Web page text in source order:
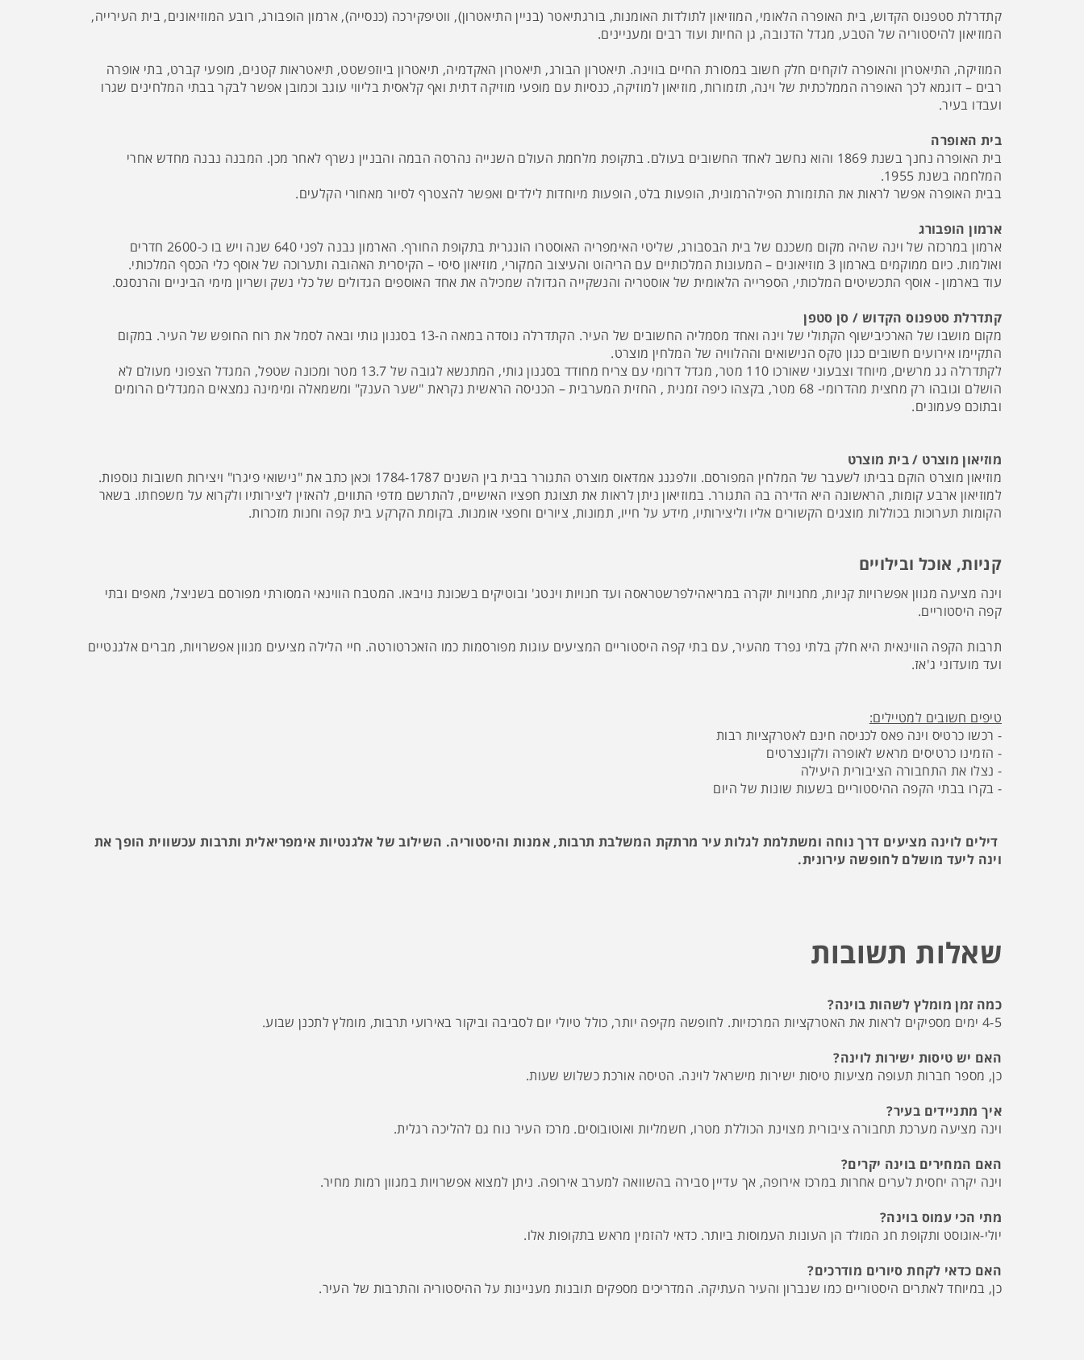
קתדרלת סטפנוס הקדוש, בית האופרה הלאומי, המוזיאון לתולדות האומנות, בורגתיאטר (בניין התיאטרון), ווטיפקירכה (כנסייה), ארמון הופבורג, רובע המוזיאונים, בית העירייה,
המוזיאון להיסטוריה של הטבע, מגדל הדנובה, גן החיות ועוד רבים ומעניינים.
המוזיקה, התיאטרון והאופרה לוקחים חלק חשוב במסורת החיים בווינה. תיאטרון הבורג, תיאטרון האקדמיה, תיאטרון ביוזפשטט, תיאטראות קטנים, מופעי קברט, בתי אופרה
רבים – דוגמא לכך האופרה הממלכתית של וינה, תזמורות, מוזיאון למוזיקה, כנסיות עם מופעי מוזיקה דתית ואף קלאסית בליווי עוגב וכמובן אפשר לבקר בבתי המלחינים שגרו
ועבדו בעיר.
בית האופרה
בית האופרה נחנך בשנת 1869 והוא נחשב לאחד החשובים בעולם. בתקופת מלחמת העולם השנייה נהרסה הבמה והבניין נשרף לאחר מכן. המבנה נבנה מחדש אחרי
המלחמה בשנת 1955.
בבית האופרה אפשר לראות את התזמורת הפילהרמונית, הופעות בלט, הופעות מיוחדות לילדים ואפשר להצטרף לסיור מאחורי הקלעים.
ארמון הופבורג
ארמון במרכזה של וינה שהיה מקום משכנם של בית הבסבורג, שליטי האימפריה האוסטרו הונגרית בתקופת החורף. הארמון נבנה לפני 640 שנה ויש בו כ-2600 חדרים
ואולמות. כיום ממוקמים בארמון 3 מוזיאונים – המעונות המלכותיים עם הריהוט והעיצוב המקורי, מוזיאון סיסי – הקיסרית האהובה ותערוכה של אוסף כלי הכסף המלכותי.
עוד בארמון - אוסף התכשיטים המלכותי, הספרייה הלאומית של אוסטריה והנשקייה הגדולה שמכילה את אחד האוספים הגדולים של כלי נשק ושריון מימי הביניים והרנסנס.
קתדרלת סטפנוס הקדוש / סן סטפן
מקום מושבו של הארכיבישוף הקתולי של וינה ואחד מסמליה החשובים של העיר. הקתדרלה נוסדה במאה ה-13 בסגנון גותי ובאה לסמל את רוח החופש של העיר. במקום
התקיימו אירועים חשובים כגון טקס הנישואים וההלוויה של המלחין מוצרט.
לקתדרלה גג מרשים, מיוחד וצבעוני שאורכו 110 מטר, מגדל דרומי עם צריח מחודד בסגנון גותי, המתנשא לגובה של 13.7 מטר ומכונה שטפל, המגדל הצפוני מעולם לא
הושלם וגובהו רק מחצית מהדרומי- 68 מטר, בקצהו כיפה זמנית , החזית המערבית – הכניסה הראשית נקראת "שער הענק" ומשמאלה ומימינה נמצאים המגדלים הרומים
ובתוכם פעמונים.
מוזיאון מוצרט / בית מוצרט
מוזיאון מוצרט הוקם בביתו לשעבר של המלחין המפורסם. וולפגנג אמדאוס מוצרט התגורר בבית בין השנים 1784-1787 וכאן כתב את "נישואי פיגרו" ויצירות חשובות נוספות.
למוזיאון ארבע קומות, הראשונה היא הדירה בה התגורר. במוזיאון ניתן לראות את תצוגת חפציו האישיים, להתרשם מדפי התווים, להאזין ליצירותיו ולקרוא על משפחתו. בשאר
הקומות תערוכות בכוללות מוצגים הקשורים אליו וליצירותיו, מידע על חייו, תמונות, ציורים וחפצי אומנות. בקומת הקרקע בית קפה וחנות מזכרות.
קניות, אוכל ובילויים
וינה מציעה מגוון אפשרויות קניות, מחנויות יוקרה במריאהילפרשטראסה ועד חנויות וינטג' ובוטיקים בשכונת נויבאו. המטבח הווינאי המסורתי מפורסם בשניצל, מאפים ובתי
קפה היסטוריים.
תרבות הקפה הווינאית היא חלק בלתי נפרד מהעיר, עם בתי קפה היסטוריים המציעים עוגות מפורסמות כמו הזאכרטורטה. חיי הלילה מציעים מגוון אפשרויות, מברים אלגנטיים
ועד מועדוני ג'אז.
טיפים חשובים למטיילים:
- רכשו כרטיס וינה פאס לכניסה חינם לאטרקציות רבות
- הזמינו כרטיסים מראש לאופרה ולקונצרטים
- נצלו את התחבורה הציבורית היעילה
- בקרו בבתי הקפה ההיסטוריים בשעות שונות של היום
דילים לוינה מציעים דרך נוחה ומשתלמת לגלות עיר מרתקת המשלבת תרבות, אמנות והיסטוריה. השילוב של אלגנטיות אימפריאלית ותרבות עכשווית הופך את
וינה ליעד מושלם לחופשה עירונית.
שאלות תשובות
כמה זמן מומלץ לשהות בוינה?
4-5 ימים מספיקים לראות את האטרקציות המרכזיות. לחופשה מקיפה יותר, כולל טיולי יום לסביבה וביקור באירועי תרבות, מומלץ לתכנן שבוע.
האם יש טיסות ישירות לוינה?
כן, מספר חברות תעופה מציעות טיסות ישירות מישראל לוינה. הטיסה אורכת כשלוש שעות.
איך מתניידים בעיר?
וינה מציעה מערכת תחבורה ציבורית מצוינת הכוללת מטרו, חשמליות ואוטובוסים. מרכז העיר נוח גם להליכה רגלית.
האם המחירים בוינה יקרים?
וינה יקרה יחסית לערים אחרות במרכז אירופה, אך עדיין סבירה בהשוואה למערב אירופה. ניתן למצוא אפשרויות במגוון רמות מחיר.
מתי הכי עמוס בוינה?
יולי-אוגוסט ותקופת חג המולד הן העונות העמוסות ביותר. כדאי להזמין מראש בתקופות אלו.
האם כדאי לקחת סיורים מודרכים?
כן, במיוחד לאתרים היסטוריים כמו שנברון והעיר העתיקה. המדריכים מספקים תובנות מעניינות על ההיסטוריה והתרבות של העיר.